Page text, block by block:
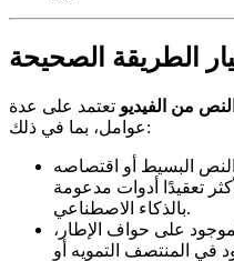
الطريقة الصحيحة
من الفيديو تعتمد على عدة
عوامل، بما في ذلك:
البسيط أو اقتصاصه
تعقيدًا أدوات مدعومة
بالذكاء الاصطناعي.
على حواف الإطار،
في المنتصف التمويه أو